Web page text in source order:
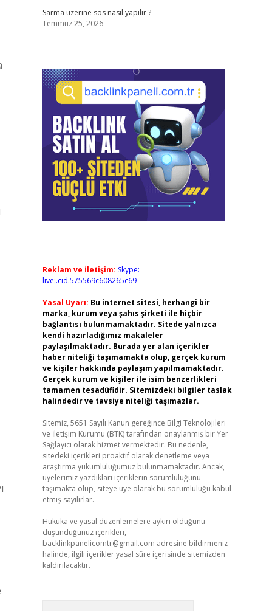
Sarma üzerine sos nasıl yapılır ?
Temmuz 25, 2026
Reklam ve İletişim: Skype:
live:.cid.575569c608265c69
Yasal Uyarı: Bu internet sitesi, herhangi bir
marka, kurum veya şahıs şirketi ile hiçbir
bağlantısı bulunmamaktadır. Sitede yalnızca
kendi hazırladığımız makaleler
paylaşılmaktadır. Burada yer alan içerikler
haber niteliği taşımamakta olup, gerçek kurum
ve kişiler hakkında paylaşım yapılmamaktadır.
Gerçek kurum ve kişiler ile isim benzerlikleri
tamamen tesadüfidir. Sitemizdeki bilgiler taslak
halindedir ve tavsiye niteliği taşımazlar.
Sitemiz, 5651 Sayılı Kanun gereğince Bilgi Teknolojileri
ve İletişim Kurumu (BTK) tarafından onaylanmış bir Yer
Sağlayıcı olarak hizmet vermektedir. Bu nedenle,
sitedeki içerikleri proaktif olarak denetleme veya
araştırma yükümlülüğümüz bulunmamaktadır. Ancak,
üyelerimiz yazdıkları içeriklerin sorumluluğunu
taşımakta olup, siteye üye olarak bu sorumluluğu kabul
etmiş sayılırlar.
Hukuka ve yasal düzenlemelere aykırı olduğunu
düşündüğünüz içerikleri,
backlinkpanelicomtr@gmail.com adresine bildirmeniz
halinde, ilgili içerikler yasal süre içerisinde sitemizden
kaldırılacaktır.